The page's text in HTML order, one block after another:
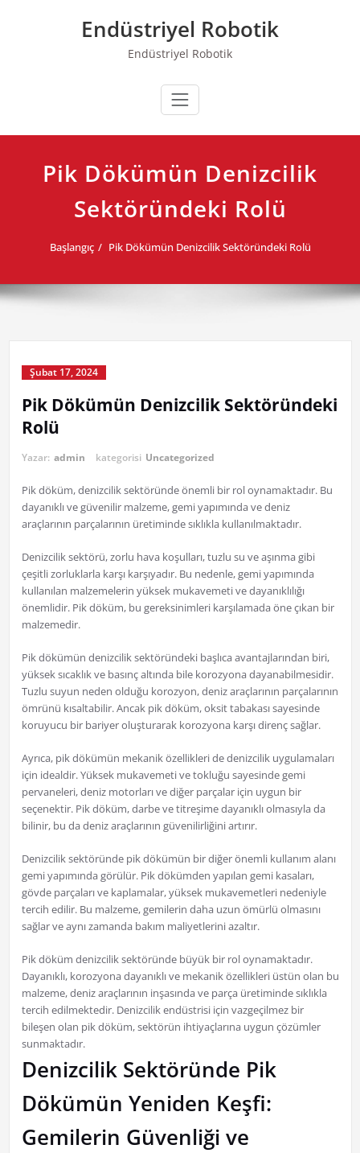
Endüstriyel Robotik
Endüstriyel Robotik
Pik Dökümün Denizcilik
Sektöründeki Rolü
Başlangıç Pik Dökümün Denizcilik Sektöründeki Rolü
Şubat 17, 2024
Pik Dökümün Denizcilik Sektöründeki
Rolü
Yazar: admin kategorisi Uncategorized
Pik döküm, denizcilik sektöründe önemli bir rol oynamaktadır. Bu
dayanıklı ve güvenilir malzeme, gemi yapımında ve deniz
araçlarının parçalarının üretiminde sıklıkla kullanılmaktadır.
Denizcilik sektörü, zorlu hava koşulları, tuzlu su ve aşınma gibi
çeşitli zorluklarla karşı karşıyadır. Bu nedenle, gemi yapımında
kullanılan malzemelerin yüksek mukavemeti ve dayanıklılığı
önemlidir. Pik döküm, bu gereksinimleri karşılamada öne çıkan bir
malzemedir.
Pik dökümün denizcilik sektöründeki başlıca avantajlarından biri,
yüksek sıcaklık ve basınç altında bile korozyona dayanabilmesidir.
Tuzlu suyun neden olduğu korozyon, deniz araçlarının parçalarının
ömrünü kısaltabilir. Ancak pik döküm, oksit tabakası sayesinde
koruyucu bir bariyer oluşturarak korozyona karşı direnç sağlar.
Ayrıca, pik dökümün mekanik özellikleri de denizcilik uygulamaları
için idealdir. Yüksek mukavemeti ve tokluğu sayesinde gemi
pervaneleri, deniz motorları ve diğer parçalar için uygun bir
seçenektir. Pik döküm, darbe ve titreşime dayanıklı olmasıyla da
bilinir, bu da deniz araçlarının güvenilirliğini artırır.
Denizcilik sektöründe pik dökümün bir diğer önemli kullanım alanı
gemi yapımında görülür. Pik dökümden yapılan gemi kasaları,
gövde parçaları ve kaplamalar, yüksek mukavemetleri nedeniyle
tercih edilir. Bu malzeme, gemilerin daha uzun ömürlü olmasını
sağlar ve aynı zamanda bakım maliyetlerini azaltır.
Pik döküm denizcilik sektöründe büyük bir rol oynamaktadır.
Dayanıklı, korozyona dayanıklı ve mekanik özellikleri üstün olan bu
malzeme, deniz araçlarının inşasında ve parça üretiminde sıklıkla
tercih edilmektedir. Denizcilik endüstrisi için vazgeçilmez bir
bileşen olan pik döküm, sektörün ihtiyaçlarına uygun çözümler
sunmaktadır.
Denizcilik Sektöründe Pik
Dökümün Yeniden Keşfi:
Gemilerin Güvenliği ve